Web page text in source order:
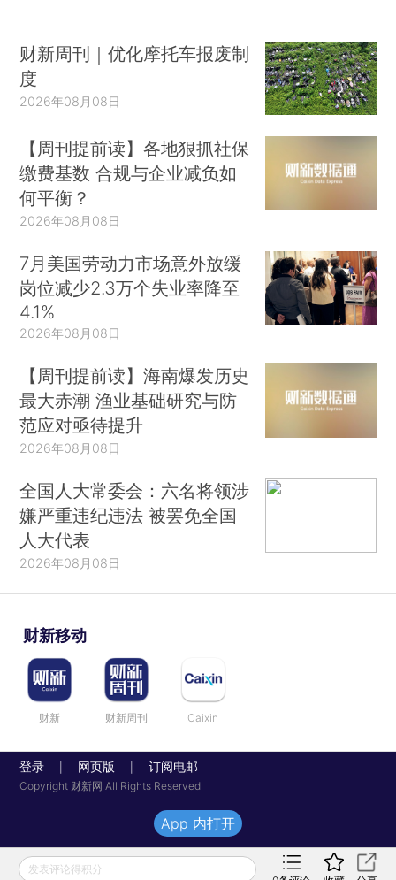
财新周刊｜优化摩托车报废制
度
2026年08月08日
【周刊提前读】各地狠抓社保
缴费基数 合规与企业减负如
何平衡？
2026年08月08日
7月美国劳动力市场意外放缓
岗位减少2.3万个失业率降至
4.1%
2026年08月08日
【周刊提前读】海南爆发历史
最大赤潮 渔业基础研究与防
范应对亟待提升
2026年08月08日
全国人大常委会：六名将领涉
嫌严重违纪违法 被罢免全国
人大代表
2026年08月08日
财新移动
财新 财新周刊 Caixin
登录 网页版 订阅电邮
Copyright 财新网 All Rights Reserved
发表评论得积分
App 内打开